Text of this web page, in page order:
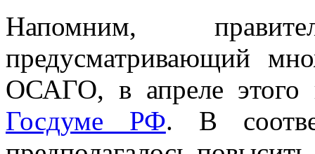
Напомним,
предусматривающий
ОСАГО, в апреле
Госдуме РФ. В